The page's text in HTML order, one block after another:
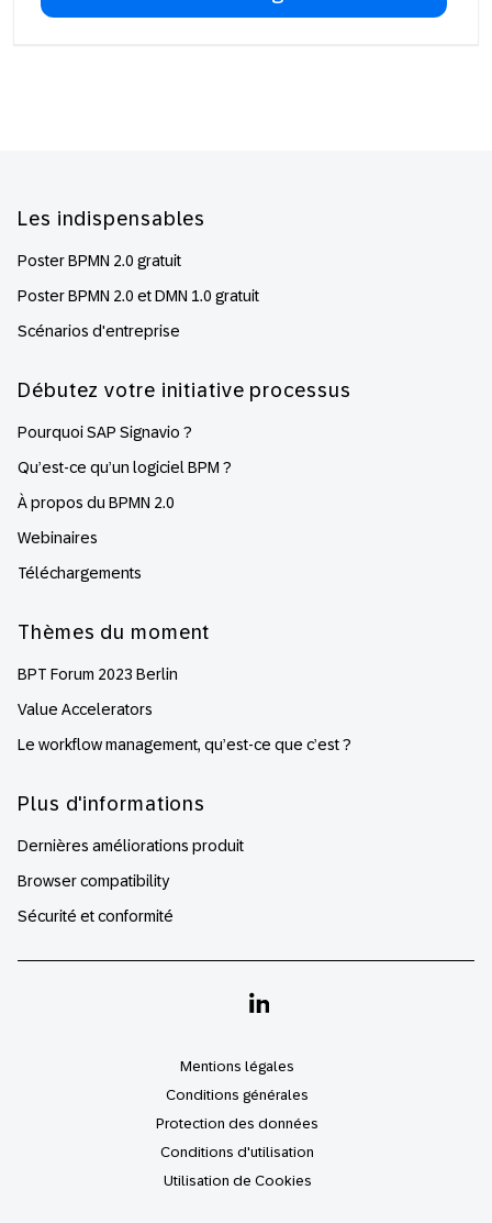
Les indispensables
Poster BPMN 2.0 gratuit
Poster BPMN 2.0 et DMN 1.0 gratuit
Scénarios d'entreprise
Débutez votre initiative processus
Pourquoi SAP Signavio ?
Qu’est-ce qu’un logiciel BPM ?
À propos du BPMN 2.0
Webinaires
Téléchargements
Thèmes du moment
BPT Forum 2023 Berlin
Value Accelerators
Le workflow management, qu’est-ce que c’est ?
Plus d'informations
Dernières améliorations produit
Browser compatibility
Sécurité et conformité
Linkedin
Mentions légales
Conditions générales
Protection des données
Conditions d'utilisation
Utilisation de Cookies